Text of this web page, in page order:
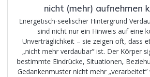
nicht (mehr) aufnehmen
Energetisch-seelischer Hintergrund
sind nicht nur ein Hinweis auf eine
Unverträglichkeit – sie zeigen oft, dass
„nicht mehr verdaubar“ ist. Der Körper
bestimmte Eindrücke, Situationen,
Gedankenmuster nicht mehr